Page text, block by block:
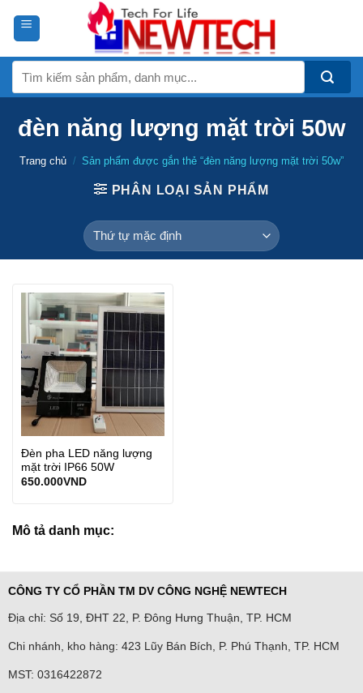
kiếm:
đèn năng lượng mặt trời 50w
Trang chủ / Sản phẩm được gắn thẻ “đèn năng lượng mặt trời 50w”
PHÂN LOẠI SẢN PHẨM
Đèn pha LED năng lượng
mặt trời IP66 50W
650.000VND
Mô tả danh mục:
CÔNG TY CỔ PHẦN TM DV CÔNG NGHỆ NEWTECH
Địa chỉ: Số 19, ĐHT 22, P. Đông Hưng Thuận, TP. HCM
Chi nhánh, kho hàng: 423 Lũy Bán Bích, P. Phú Thạnh, TP. HCM
MST: 0316422872